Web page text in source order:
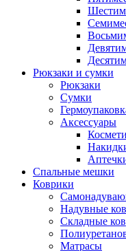
Рюкзаки и сумки
Рюкзаки
Сумки
Аксессуары
Спальные мешки
Коврики
Надувные
Складные
Матрасы